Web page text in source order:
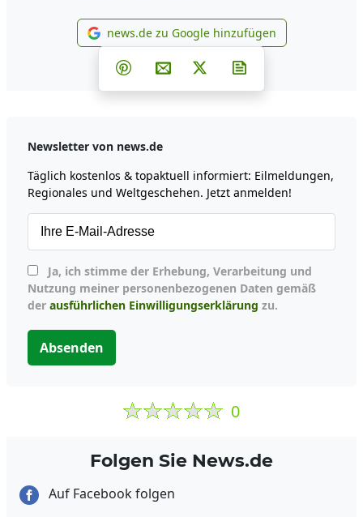
news.de zu Google
news.de zu Google hinzufügen
Teilen auf Facebook
Teilen auf Whatsapp
Teilen auf Telegram
Teilen auf Pinterest
Per E-Mail teilen
Post auf X
Newsletter von news.de
Täglich kostenlos & topaktuell informiert: Eilmeldungen,
Regionales und Weltgeschehen. Jetzt anmelden!
Nutzung meiner personenbezogenen Daten gemäß
der ausführlichen Einwilligungserklärung zu.
Absenden
0
Folgen Sie News.de
Auf Facebook folgen